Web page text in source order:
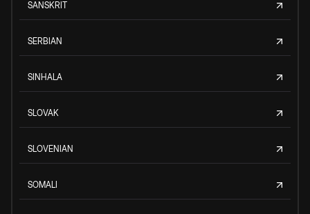
SANSKRIT
SERBIAN
SINHALA
SLOVAK
SLOVENIAN
SOMALI